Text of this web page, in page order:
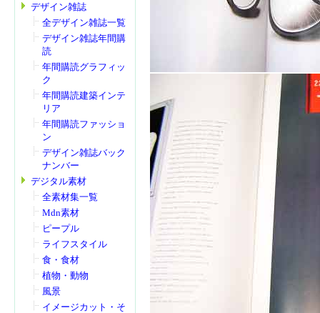
デザイン雑誌
全デザイン雑誌一覧
デザイン雑誌年間購
読
年間購読グラフィッ
ク
年間購読建築インテ
リア
年間購読ファッショ
ン
デザイン雑誌バック
ナンバー
デジタル素材
全素材集一覧
Mdn素材
ピープル
ライフスタイル
食・食材
植物・動物
風景
イメージカット・そ